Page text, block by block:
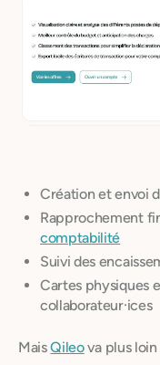
Création et envoi
Rapprochement
comptabilité
Suivi des
Cartes physiques
collaborateur·ices
MaisQileova plus loin